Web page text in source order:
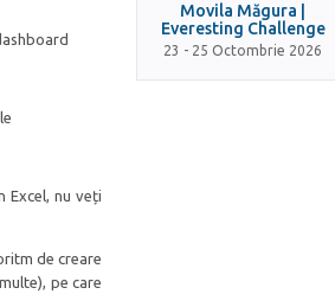
Excel, nu veți
de creare
pe care
Movila Măgura |
Everesting Challenge
23 - 25 Octombrie 2026